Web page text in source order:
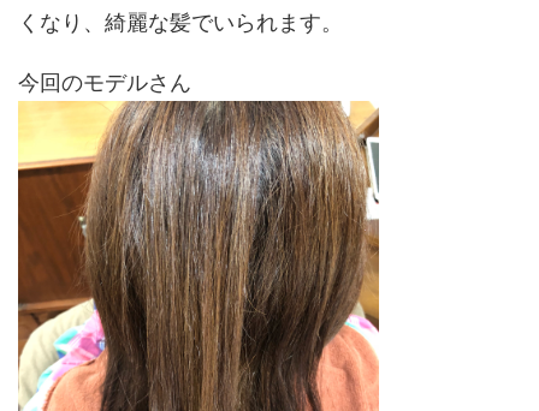
くなり、綺麗な髪でいられます。
今回のモデルさん